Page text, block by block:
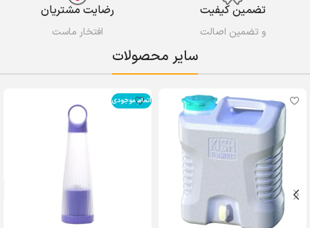
تضمین کیفیت
و تضمین اصالت
رضایت مشتریان
افتخار ماست
سایر محصولات
اتمام موجودی